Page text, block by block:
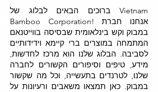
ברוכים הבאים לבלוג של Vietnam
Bamboo Corporation! אנחנו חברת
במבוק וקש בינלאומית שבסיסה בווייטנאם
המתמחה במוצרים ברי קיימא וידידותיים
לסביבה. הבלוג שלנו הוא מרכז לחדשות,
מידע, טיפים וסיפורים הקשורים לחברה
שלנו, לטרנדים בתעשייה, וכל מה שקשור
במבוק. כאן תמצאו משאבים ורעיונות על